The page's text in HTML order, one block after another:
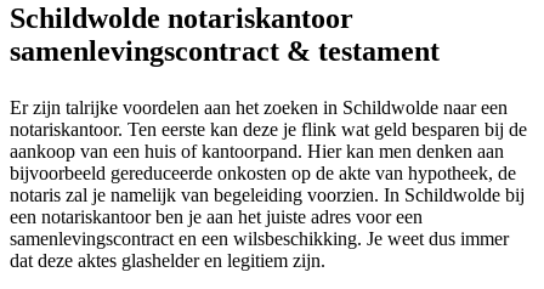
Schildwolde notariskantoor
samenlevingscontract & testament
Er zijn talrijke voordelen aan het zoeken in Schildwolde naar een
notariskantoor. Ten eerste kan deze je flink wat geld besparen bij de
aankoop van een huis of kantoorpand. Hier kan men denken aan
bijvoorbeeld gereduceerde onkosten op de akte van hypotheek, de
notaris zal je namelijk van begeleiding voorzien. In Schildwolde bij
een notariskantoor ben je aan het juiste adres voor een
samenlevingscontract en een wilsbeschikking. Je weet dus immer
dat deze aktes glashelder en legitiem zijn.